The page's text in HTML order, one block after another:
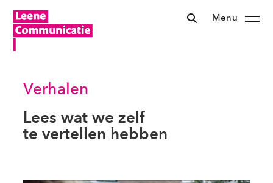
Menu
Verhalen
Lees wat we zelf
te vertellen hebben